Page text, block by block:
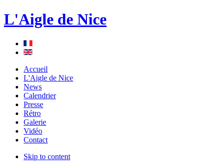
L'Aigle de Nice
Accueil
L'Aigle de Nice
News
Calendrier
Presse
Rétro
Galerie
Vidéo
Contact
Skip to content